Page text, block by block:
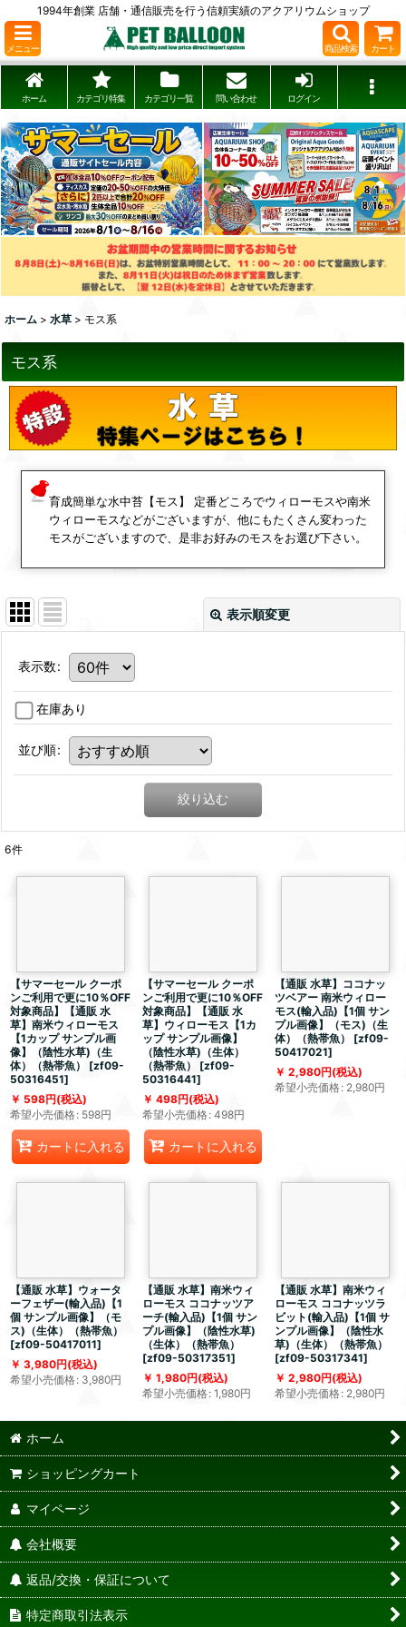
1994年創業 店舗・通信販売を行う信頼実績のアクアリウムショップ
メニュー 商品検索 カート
ホーム カテゴリ特集 カテゴリ一覧 問い合わせ ログイン
ホーム > 水草 > モス系
モス系
育成簡単な水中苔【モス】 定番どころでウィローモスや南米
ウィローモスなどがございますが、他にもたくさん変わった
モスがございますので、是非お好みのモスをお選び下さい。
表示順変更
表示数:
在庫あり
並び順:
絞り込む
6件
【サマーセール クーポ
ンご利用で更に10％OFF
対象商品】【通販 水
草】南米ウィローモス
【1カップ サンプル画
像】（陰性水草)（生
体）（熱帯魚）
[zf09-
50316451]
598円(税込)
希望小売価格: 598円
カートに入れる
【サマーセール クーポ
ンご利用で更に10％OFF
対象商品】【通販 水
草】ウィローモス【1カ
ップ サンプル画像】
（陰性水草)（生体）
（熱帯魚）
[zf09-
50316441]
498円(税込)
希望小売価格: 498円
カートに入れる
【通販 水草】ココナッ
ツベアー 南米ウィロー
モス(輸入品)【1個 サン
プル画像】（モス)（生
体）（熱帯魚）
[zf09-
50417021]
2,980円(税込)
希望小売価格: 2,980円
【通販 水草】ウォータ
ーフェザー(輸入品)【1
個 サンプル画像】（モ
ス)（生体）（熱帯魚）
[zf09-50417011]
3,980円(税込)
希望小売価格: 3,980円
【通販 水草】南米ウィ
ローモス ココナッツア
ーチ(輸入品)【1個 サン
プル画像】（陰性水草)
（生体）（熱帯魚）
[zf09-50317351]
1,980円(税込)
希望小売価格: 1,980円
【通販 水草】南米ウィ
ローモス ココナッツラ
ビット(輸入品)【1個 サ
ンプル画像】（陰性水
草)（生体）（熱帯魚）
[zf09-50317341]
2,980円(税込)
希望小売価格: 2,980円
ホーム
ショッピングカート
マイページ
会社概要
返品/交換・保証について
特定商取引法表示